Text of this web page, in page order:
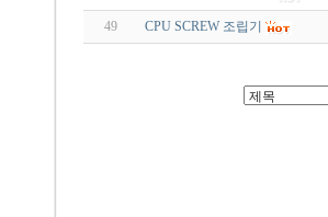
49 CPU SCREW 조립기